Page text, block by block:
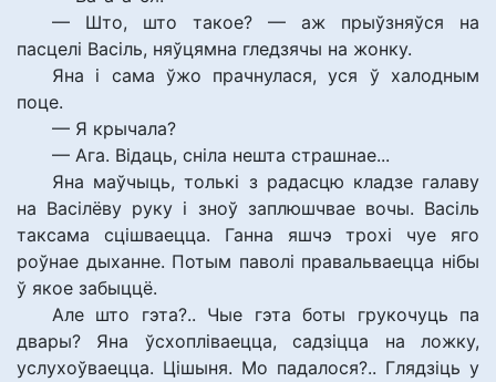
— Што, што такое? — аж прыўзняўся на
пасцелі Васіль, няўцямна гледзячы на жонку.
Яна і сама ўжо прачнулася, уся ў халодным
поце.
— Я крычала?
— Ага. Відаць, сніла нешта страшнае...
Яна маўчыць, толькі з радасцю кладзе галаву
на Васілёву руку і зноў заплюшчвае вочы. Васіль
таксама сцішваецца. Ганна яшчэ трохі чуе яго
роўнае дыханне. Потым паволі правальваецца нібы
ў якое забыццё.
Але што гэта?.. Чые гэта боты грукочуць па
двары? Яна ўсхопліваецца, садзіцца на ложку,
услухоўваецца. Цішыня. Мо падалося?.. Глядзіць у